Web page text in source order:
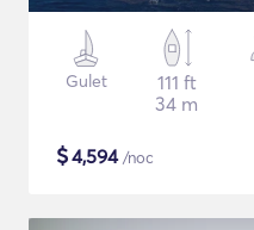
Gulet
111 ft
34 m
$4,594/noc